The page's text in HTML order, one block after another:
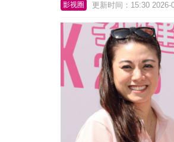
影视圈 更新时间：15:30 2026-